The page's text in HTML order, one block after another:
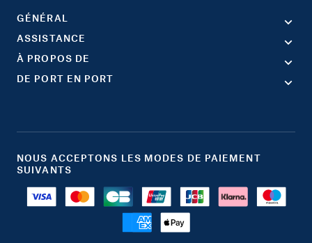
GÉNÉRAL
ASSISTANCE
À PROPOS DE
DE PORT EN PORT
NOUS ACCEPTONS LES MODES DE PAIEMENT
SUIVANTS